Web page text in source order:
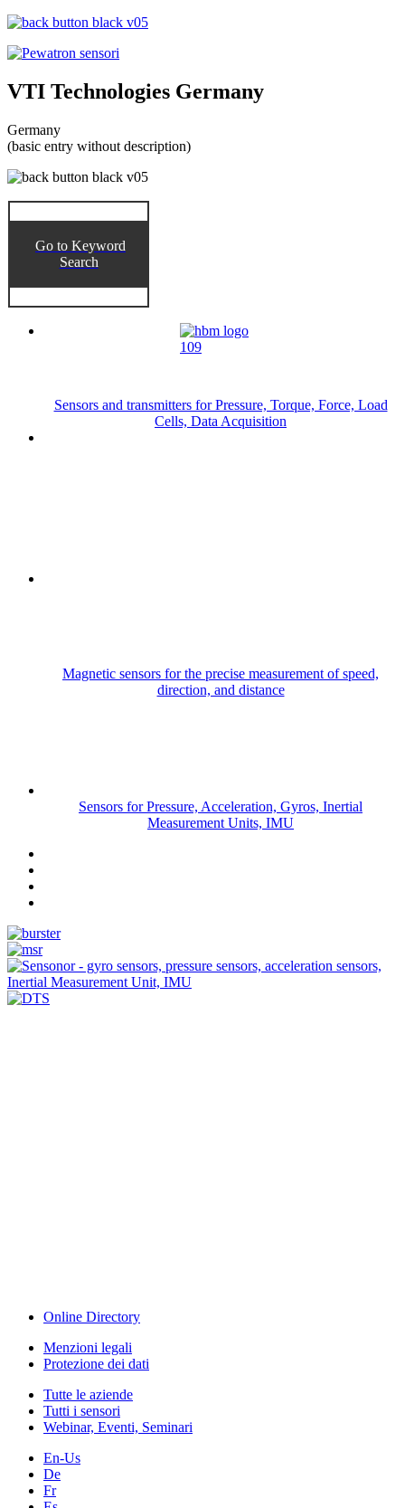
VTI Technologies Germany
Germany
(basic entry without description)
Go to Keyword
Search
Sensors and transmitters for Pressure, Torque, Force, Load
Cells, Data Acquisition
Magnetic sensors for the precise measurement of speed,
direction, and distance
Sensors for Pressure, Acceleration, Gyros, Inertial
Measurement Units, IMU
Online Directory
Menzioni legali
Protezione dei dati
Tutte le aziende
Tutti i sensori
Webinar, Eventi, Seminari
En-Us
De
Fr